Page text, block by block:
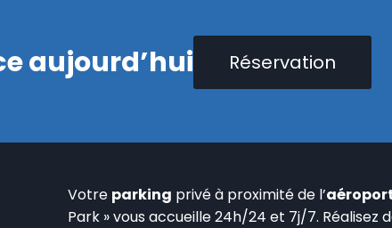
aujourd’hui Réservation
Votre parking privé à proximité de l’
Park » vous accueille 24h/24 et 7j/7. Réalisez